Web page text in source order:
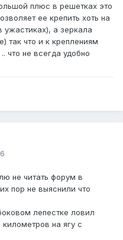
плюс в решетках это
ее крепить хоть на
ужастиках), а зеркала
так что и к креплениям
что не всегда удобно
не читать форум в
пор не выяснили что
лепестке ловил
на ягу с